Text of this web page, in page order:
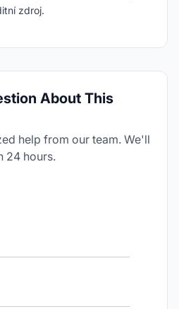
zdroj.
About This
help from our team. We'll
24 hours.